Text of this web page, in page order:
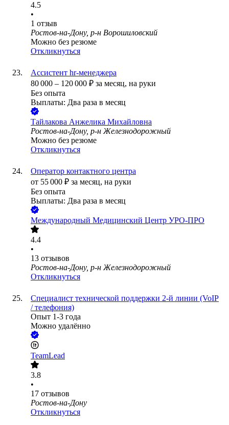
4.5
•
1 отзыв
Ростов-на-Дону, р-н Ворошиловский
Можно без резюме
Откликнуться
Ассистент hr-менеджера
80 000 – 120 000 ₽ за месяц, на руки
Без опыта
Выплаты: Два раза в месяц
Тайлакова Анжелика Михайловна
Ростов-на-Дону, р-н Железнодорожный
Можно без резюме
Откликнуться
Оператор контактного центра
от 55 000 ₽ за месяц, на руки
Без опыта
Выплаты: Два раза в месяц
Международный Медицинский Центр УРО-ПРО
4.4
•
13 отзывов
Ростов-на-Дону, р-н Железнодорожный
Откликнуться
Специалист технической поддержки 2-й линии (VoIP
/ телефония)
Опыт 1-3 года
Можно удалённо
TeamLead
3.8
•
17 отзывов
Ростов-на-Дону
Откликнуться